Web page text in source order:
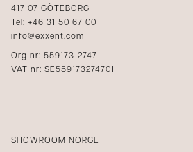
Bli återförsäljare
417 07 GÖTEBORG
Tel: +46 31 50 67 00
info@exxent.com
Org nr: 559173-2747
VAT nr: SE559173274701
SHOWROOM NORGE